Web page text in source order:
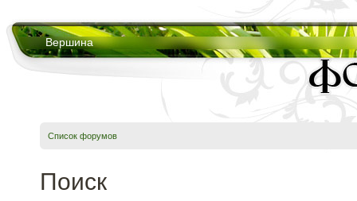
Вершина
Список форумов
Поиск